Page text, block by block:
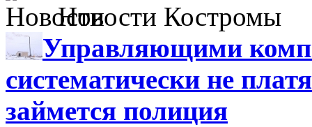
Новости Костромы
Управляющими
систематически не
займется полиция